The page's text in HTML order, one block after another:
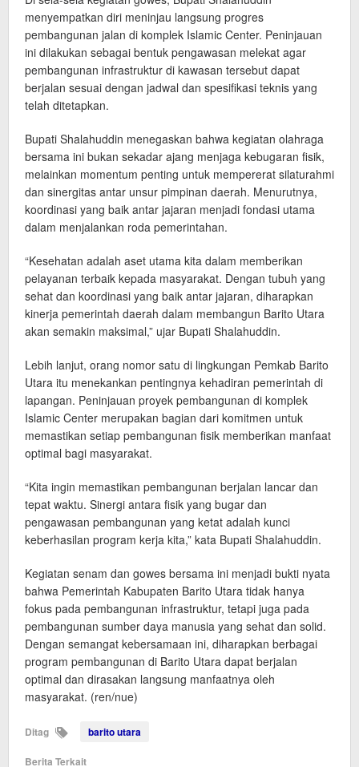
menyempatkan diri meninjau langsung progres
pembangunan jalan di komplek Islamic Center. Peninjauan
ini dilakukan sebagai bentuk pengawasan melekat agar
pembangunan infrastruktur di kawasan tersebut dapat
berjalan sesuai dengan jadwal dan spesifikasi teknis yang
telah ditetapkan.
Bupati Shalahuddin menegaskan bahwa kegiatan olahraga
bersama ini bukan sekadar ajang menjaga kebugaran fisik,
melainkan momentum penting untuk mempererat silaturahmi
dan sinergitas antar unsur pimpinan daerah. Menurutnya,
koordinasi yang baik antar jajaran menjadi fondasi utama
dalam menjalankan roda pemerintahan.
“Kesehatan adalah aset utama kita dalam memberikan
pelayanan terbaik kepada masyarakat. Dengan tubuh yang
sehat dan koordinasi yang baik antar jajaran, diharapkan
kinerja pemerintah daerah dalam membangun Barito Utara
akan semakin maksimal,” ujar Bupati Shalahuddin.
Lebih lanjut, orang nomor satu di lingkungan Pemkab Barito
Utara itu menekankan pentingnya kehadiran pemerintah di
lapangan. Peninjauan proyek pembangunan di komplek
Islamic Center merupakan bagian dari komitmen untuk
memastikan setiap pembangunan fisik memberikan manfaat
optimal bagi masyarakat.
“Kita ingin memastikan pembangunan berjalan lancar dan
tepat waktu. Sinergi antara fisik yang bugar dan
pengawasan pembangunan yang ketat adalah kunci
keberhasilan program kerja kita,” kata Bupati Shalahuddin.
Kegiatan senam dan gowes bersama ini menjadi bukti nyata
bahwa Pemerintah Kabupaten Barito Utara tidak hanya
fokus pada pembangunan infrastruktur, tetapi juga pada
pembangunan sumber daya manusia yang sehat dan solid.
Dengan semangat kebersamaan ini, diharapkan berbagai
program pembangunan di Barito Utara dapat berjalan
optimal dan dirasakan langsung manfaatnya oleh
masyarakat. (ren/nue)
Ditag barito utara
Berita Terkait